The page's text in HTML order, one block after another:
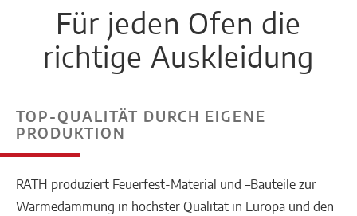
Für jeden Ofen die
richtige Auskleidung
TOP-QUALITÄT DURCH EIGENE
PRODUKTION
RATH produziert Feuerfest-Material und –Bauteile zur
Wärmedämmung in höchster Qualität in Europa und den